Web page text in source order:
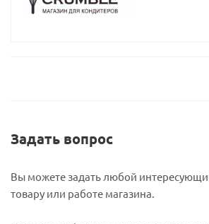
Задать вопрос
Вы можете задать любой
товару или работе магазина.